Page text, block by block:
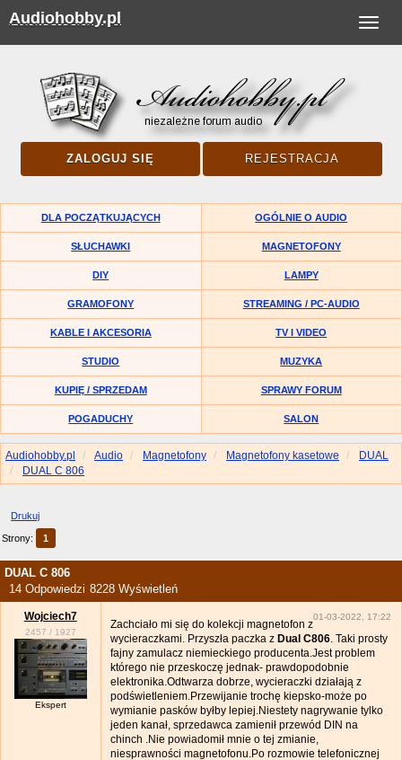
Toggle
Audiohobby.pl
ZALOGUJ SIĘ REJESTRACJA
DLA POCZĄTKUJĄCYCH OGÓLNIE O AUDIO
SŁUCHAWKI MAGNETOFONY
DIY LAMPY
GRAMOFONY STREAMING / PC-AUDIO
KABLE I AKCESORIA TV I VIDEO
STUDIO MUZYKA
KUPIĘ / SPRZEDAM SPRAWY FORUM
POGADUCHY SALON
Audiohobby.pl Audio Magnetofony Magnetofony kasetowe
DUAL
DUAL C 806
Drukuj
Strony: 1
DUAL C 806
14 Odpowiedzi 8228 Wyświetleń
Wojciech7
2457 / 1927
Ekspert
01-03-2022, 17:22
Zachciało mi się do kolekcji magnetofon z
wycieraczkami. Przyszła paczka z Dual C806. Taki prosty
fajny zamulacz niemieckiego producenta.Jest problem
którego nie przeskoczę jednak- prawdopodobnie
elektronika.Odtwarza dobrze, wycieraczki działają z
podświetleniem.Przewijanie trochę kiepsko-może po
wymianie pasków byłby lepiej.Niestety nagrywanie tylko
jeden kanał, sprzedawca zamienił przewód DIN na
chinch .Nie powiadomił mnie o tej zmianie,
niesprawności magnetofonu.Po rozmowie telefonicznej